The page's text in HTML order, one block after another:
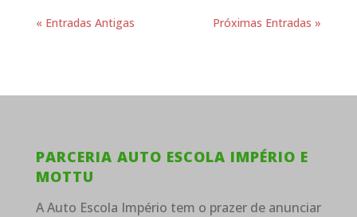
« Entradas Antigas Próximas Entradas »
PARCERIA AUTO ESCOLA IMPÉRIO E
MOTTU
A Auto Escola Império tem o prazer de anunciar